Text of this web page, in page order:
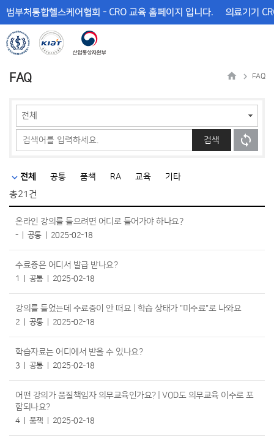
뉴
바
로
가
문
바
로
가
범부처통합헬스케어협회 - CRO 교육 홈페이지 입니다. 의료기기
FAQ FAQ
검색
전체 공통 품책 RA 교육 기타
총21건
- 공통
온라인 강의를 들으려면 어디로 들어가야 하나요?
2025-02-18
1 공통
수료증은 어디서 발급 받나요?
2025-02-18
2 공통
강의를 들었는데 수료증이 안 떠요 | 학습 상태가 "미수료"로 나와요
2025-02-18
3 공통
학습자료는 어디에서 받을 수 있나요?
2025-02-18
4 품책
어떤 강의가 품질책임자 의무교육인가요? | VOD도 의무교육 이수로 포
함되나요?
2025-02-18